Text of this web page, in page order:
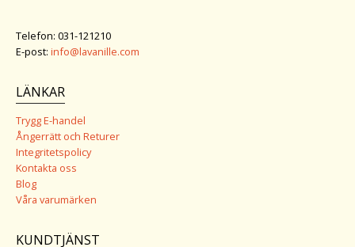
Telefon: 031-121210
E-post: info@lavanille.com
LÄNKAR
Trygg E-handel
Ångerrätt och Returer
Integritetspolicy
Kontakta oss
Blog
Våra varumärken
KUNDTJÄNST